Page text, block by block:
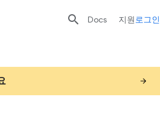
 Docs 지원 로그인